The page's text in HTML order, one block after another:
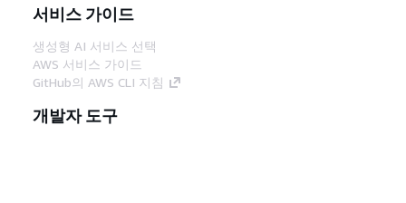
서비스 가이드
생성형 AI 서비스 선택
AWS 서비스 가이드
GitHub의 AWS CLI 지침
개발자 도구